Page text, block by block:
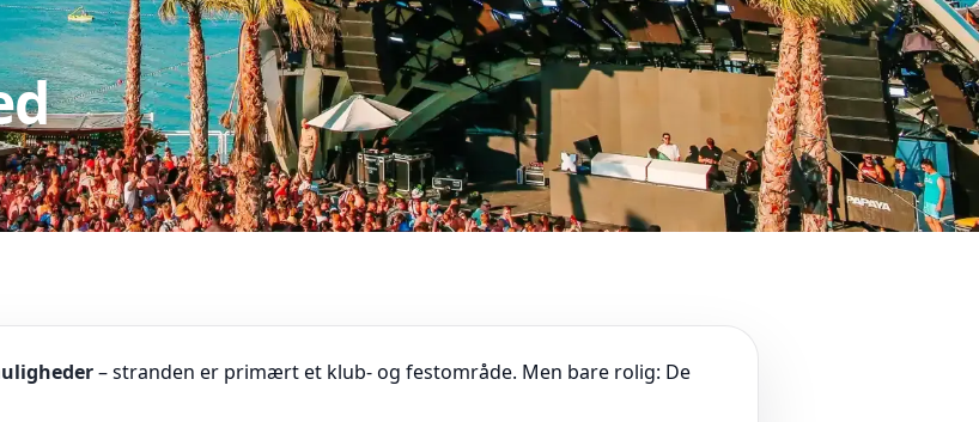
– stranden er primært et klub- og festområde. Men bare rolig: De